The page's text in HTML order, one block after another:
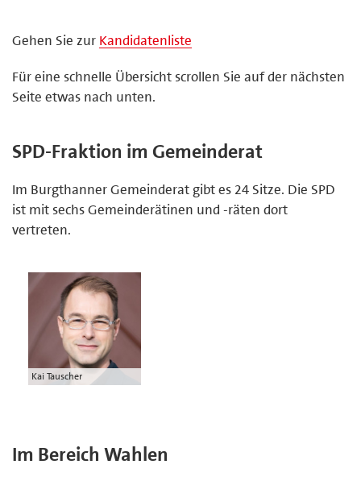
Gehen Sie zur Kandidatenliste
Für eine schnelle Übersicht scrollen Sie auf der nächsten
Seite etwas nach unten.
SPD-Fraktion im Gemeinderat
Im Burgthanner Gemeinderat gibt es 24 Sitze. Die SPD
ist mit sechs Gemeinderätinen und -räten dort
vertreten.
Kai Tauscher
Im Bereich Wahlen